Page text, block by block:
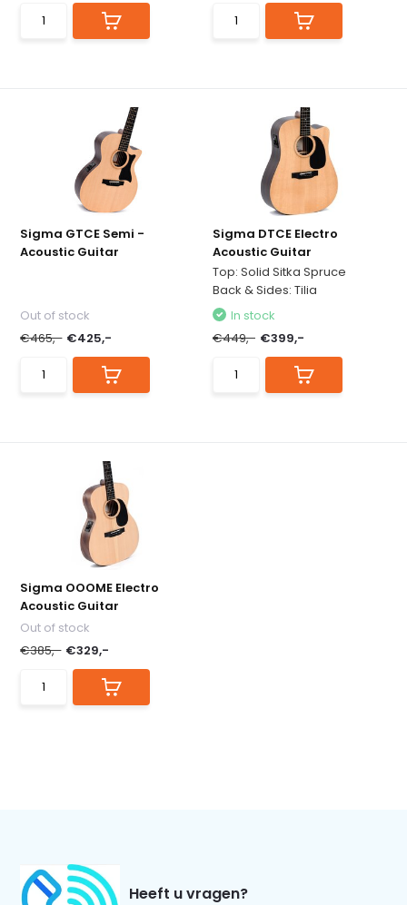
Sigma GTCE Semi -
Acoustic Guitar
Out of stock
€465,- €425,-
Sigma DTCE Electro
Acoustic Guitar
Top: Solid Sitka Spruce
Back & Sides: Tilia
In stock
€449,- €399,-
Sigma OOOME Electro
Acoustic Guitar
Out of stock
€385,- €329,-
Heeft u vragen?